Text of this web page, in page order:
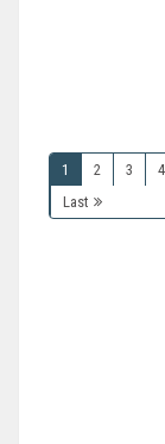
1 2 3 4
Last